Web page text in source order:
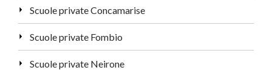
Scuole private Concamarise
Scuole private Fombio
Scuole private Neirone